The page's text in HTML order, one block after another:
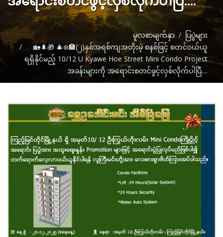
မူလစာမျက်နှာ
ပြပွဲများ
🏡🌲🎁 🎄❄️🏣(၂)နှစ်အရစ်ကျအတိုးမဲ့ စနစ်ဖြင့် စတင်၀ယ်ယူ
ရရှိနိုင်မည့် 10/12 U Kyawe Hoe Street Mini Condo Project
အခန်းများကို အ‌ရောင်းစတင်ဖွင့်လှစ်လိုက်ပါပြီ....